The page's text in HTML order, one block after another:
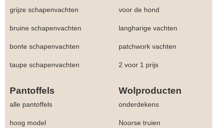
grijze schapenvachten voor de hond
bruine schapenvachten langharige vachten
bonte schapenvachten patchwork vachten
taupe schapenvachten 2 voor 1 prijs
Pantoffels Wolproducten
alle pantoffels onderdekens
hoog model Noorse truien